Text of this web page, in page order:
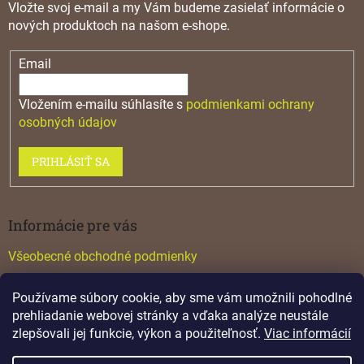
Používame súbory cookie, aby sme vám umožnili pohodlné
prehliadanie webovej stránky a vďaka analýze neustále
zlepšovali jej funkcie, výkon a použiteľnosť. Viac informácií
Vložte svoj e-mail a my Vám budeme zasielať informácie o
nových produktoch na našom e-shope.
Email
Vložením e-mailu súhlasíte s podmienkami ochrany
osobných údajov
PRIHLÁSIŤ SA
Informácie pre vás
Všeobecné obchodné podmienky
Katalógy